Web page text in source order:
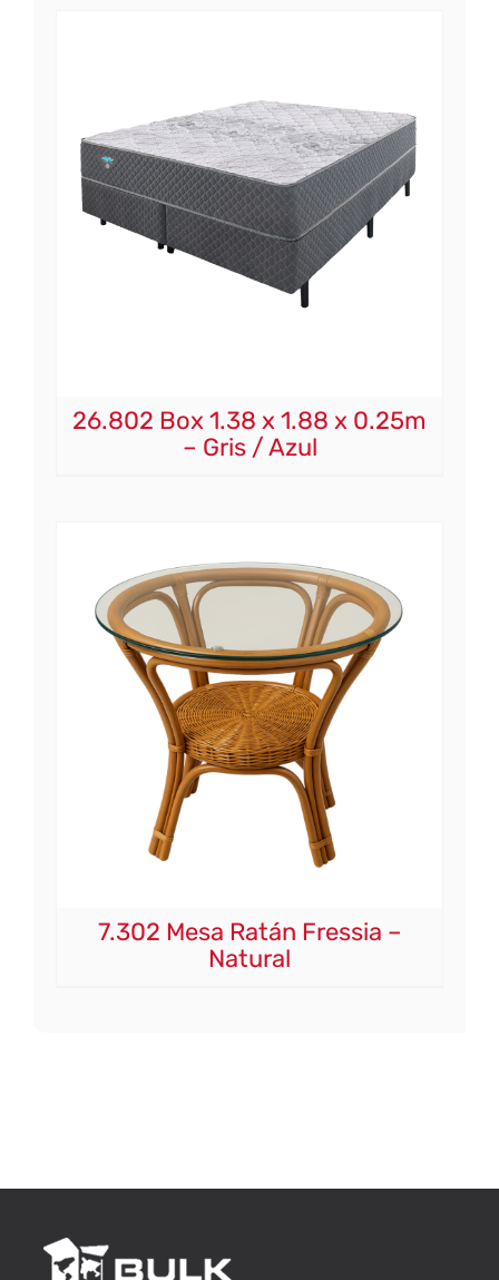
26.802 Box 1.38 x 1.88 x 0.25m
– Gris / Azul
7.302 Mesa Ratán Fressia –
Natural